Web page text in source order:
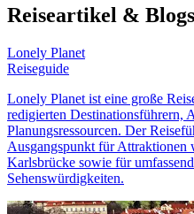
Reiseartikel & Blogs
Lonely Planet
Reiseguide
Lonely Planet ist eine große
redigierten Destinationsführern,
Planungsressourcen. Der
Ausgangspunkt für Attraktionen
Karlsbrücke sowie für
Sehenswürdigkeiten.